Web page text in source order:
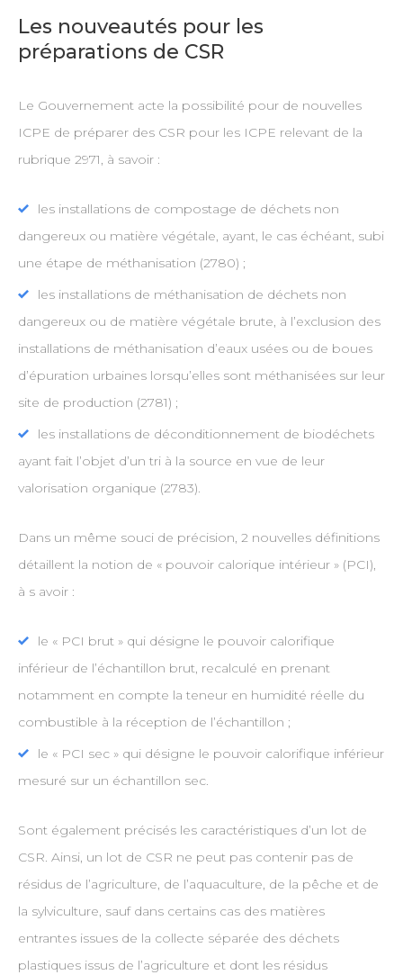
Les nouveautés pour les
préparations de CSR
Le Gouvernement acte la possibilité pour de nouvelles
ICPE de préparer des CSR pour les ICPE relevant de la
rubrique 2971, à savoir :
les installations de compostage de déchets non
dangereux ou matière végétale, ayant, le cas échéant, subi
une étape de méthanisation (2780) ;
les installations de méthanisation de déchets non
dangereux ou de matière végétale brute, à l’exclusion des
installations de méthanisation d’eaux usées ou de boues
d’épuration urbaines lorsqu’elles sont méthanisées sur leur
site de production (2781) ;
les installations de déconditionnement de biodéchets
ayant fait l’objet d’un tri à la source en vue de leur
valorisation organique (2783).
Dans un même souci de précision, 2 nouvelles définitions
détaillent la notion de « pouvoir calorique intérieur » (PCI),
à s avoir :
le « PCI brut » qui désigne le pouvoir calorifique
inférieur de l’échantillon brut, recalculé en prenant
notamment en compte la teneur en humidité réelle du
combustible à la réception de l’échantillon ;
le « PCI sec » qui désigne le pouvoir calorifique inférieur
mesuré sur un échantillon sec.
Sont également précisés les caractéristiques d’un lot de
CSR. Ainsi, un lot de CSR ne peut pas contenir pas de
résidus de l’agriculture, de l’aquaculture, de la pêche et de
la sylviculture, sauf dans certains cas des matières
entrantes issues de la collecte séparée des déchets
plastiques issus de l’agriculture et dont les résidus